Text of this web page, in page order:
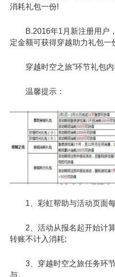
消耗礼包一份!
B.2016年1月新注册用户，
定金额可获得穿越助力礼包一
穿越时空之旅”环节礼包内
温馨提示：
1、彩虹帮助与活动页面每
2、活动从报名起开始计算
转账不计入消耗;
3、穿越时空之旅任务环节
与。